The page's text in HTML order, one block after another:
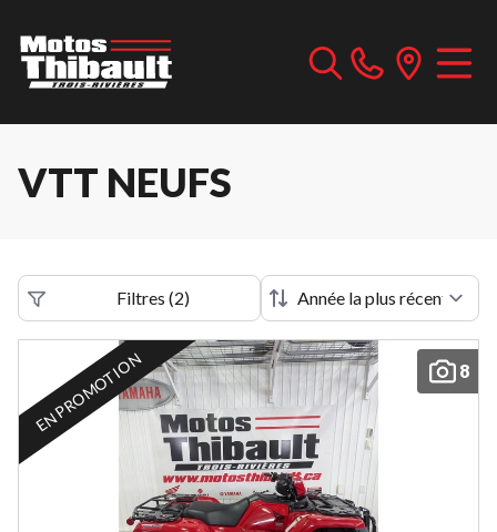
VTT NEUFS
Filtres (2)
8
EN PROMOTION